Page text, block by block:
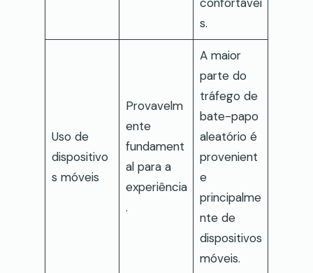
s.
Uso de
dispositivo
s móveis
Provavelm
ente
fundament
al para a
experiência
.
A maior
parte do
tráfego de
bate-papo
aleatório é
provenient
e
principalme
nte de
dispositivos
móveis.